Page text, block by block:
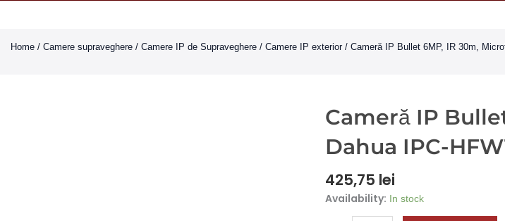
Home / Camere supraveghere / Camere IP de Supraveghere / Camere IP exterior/ Cameră IP Bullet 6MP, IR 30m,
Cameră IP
Dahua IPC-
425,75 lei
Availability: In stock
Cameră